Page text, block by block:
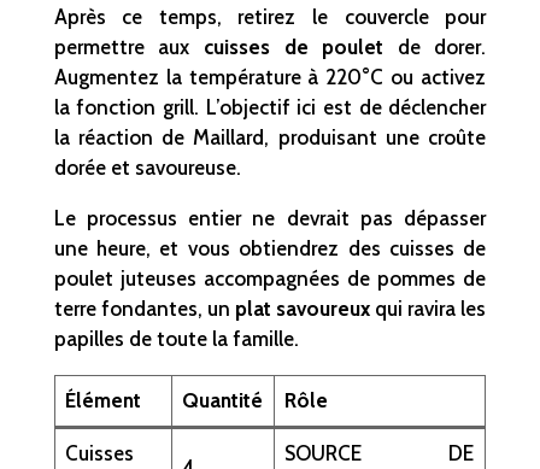
Après ce temps, retirez le couvercle pour
permettre aux cuisses de poulet de dorer.
Augmentez la température à 220°C ou activez
la fonction grill. L’objectif ici est de déclencher
la réaction de Maillard, produisant une croûte
dorée et savoureuse.
Le processus entier ne devrait pas dépasser
une heure, et vous obtiendrez des cuisses de
poulet juteuses accompagnées de pommes de
terre fondantes, un plat savoureux qui ravira les
papilles de toute la famille.
Élément Quantité Rôle
Cuisses
SOURCE DE